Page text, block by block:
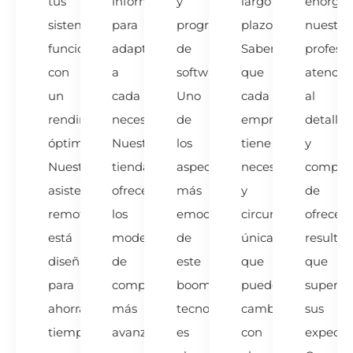
sistemas
funcionando
con
un
rendimiento
óptimo.
Nuestra
asistencia
remota
está
diseñada
para
ahorrarte
tiempo
para
adaptarse
a
cada
necesidad!
Nuestra
tienda
ofrece
los
modelos
de
computadoras
más
avanzados
programas
de
software.
Uno
de
los
aspectos
más
emocionantes
de
este
boom
tecnológico
es
plazo.
Sabemos
que
cada
empresa
tiene
necesidades
y
circunstancias
únicas
que
pueden
cambiar
con
nuestra
al
detalle
y
de
ofrecer
que
superen
sus